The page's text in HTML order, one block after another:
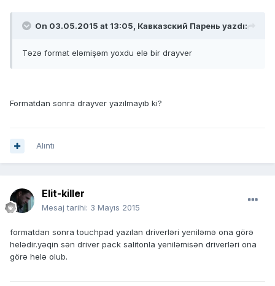
On 03.05.2015 at 13:05, Кавказский Парень yazdı:
Təzə format eləmişəm yoxdu elə bir drayver
Formatdan sonra drayver yazılmayıb ki?
Alıntı
Elit-killer
Mesaj tarihi: 3 Mayıs 2015
formatdan sonra touchpad yazılan driverləri yeniləmə ona görə
helədir.yəqin sən driver pack salitonla yeniləmisən driverləri ona
görə helə olub.